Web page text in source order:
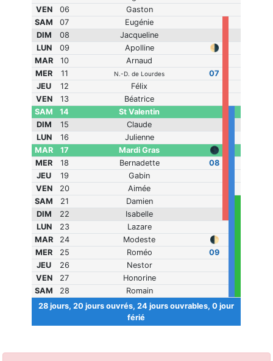
VEN
06
Gaston
SAM
07
Eugénie
DIM
08
Jacqueline
LUN
09 Apolline
🌗
MAR
10
Arnaud
MER
11 N.-D. de Lourdes
07
JEU
12
Félix
VEN
13
Béatrice
SAM
14
St Valentin
DIM
15
Claude
LUN
16
Julienne
MAR
17 Mardi Gras
🌑
MER
18 Bernadette
08
JEU
19
Gabin
VEN
20
Aimée
SAM
21
Damien
DIM
22
Isabelle
LUN
23
Lazare
MAR
24 Modeste
🌓
MER
25 Roméo
09
JEU
26
Nestor
VEN
27
Honorine
SAM
28
Romain
28 jours, 20 jours ouvrés, 24 jours ouvrables, 0 jour
férié